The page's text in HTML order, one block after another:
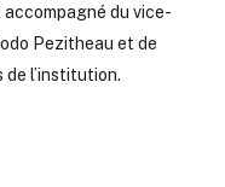
du vice-
Pezitheau et de
l’institution.